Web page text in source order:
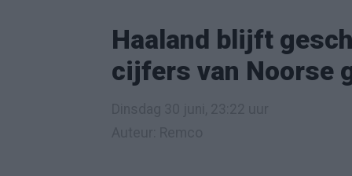
Haaland blijft
cijfers van Noorse